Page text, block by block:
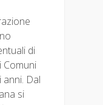
di
Comuni
anni. Dal
si